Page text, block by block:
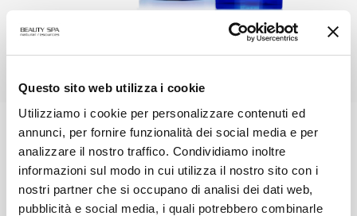
Questo sito web utilizza i cookie
Utilizziamo i cookie per personalizzare contenuti ed
annunci, per fornire funzionalità dei social media e per
analizzare il nostro traffico. Condividiamo inoltre
informazioni sul modo in cui utilizza il nostro sito con i
nostri partner che si occupano di analisi dei dati web,
pubblicità e social media, i quali potrebbero combinarle
AT-HOME TREATMENTS